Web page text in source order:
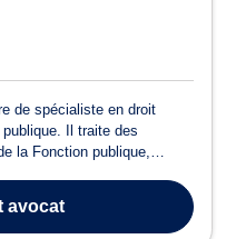
de spécialiste en droit
Il traite des
la Fonction publique,
zones de secou...
avocat